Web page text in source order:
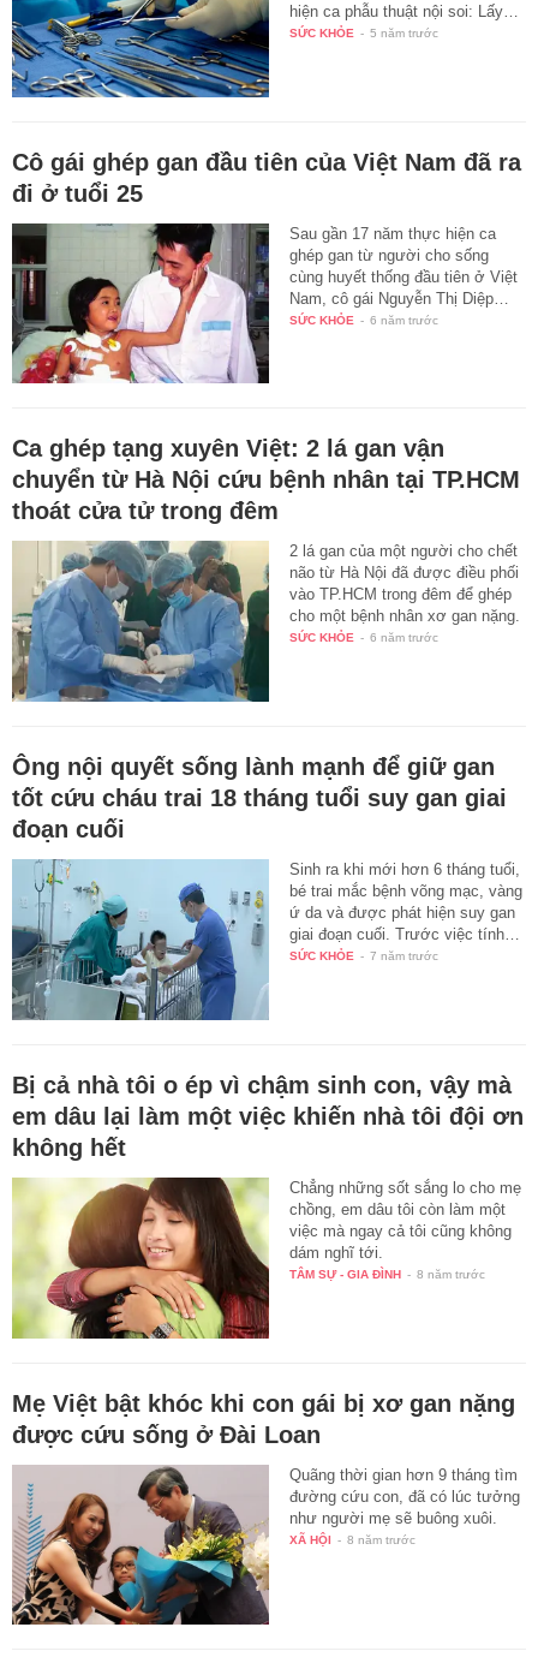
hiện ca phẫu thuật nội soi: Lấy…
SỨC KHỎE - 5 năm trước
Cô gái ghép gan đầu tiên của Việt Nam đã ra
đi ở tuổi 25
Sau gần 17 năm thực hiện ca
ghép gan từ người cho sống
cùng huyết thống đầu tiên ở Việt
Nam, cô gái Nguyễn Thị Diệp…
SỨC KHỎE - 6 năm trước
Ca ghép tạng xuyên Việt: 2 lá gan vận
chuyển từ Hà Nội cứu bệnh nhân tại TP.HCM
thoát cửa tử trong đêm
2 lá gan của một người cho chết
não từ Hà Nội đã được điều phối
vào TP.HCM trong đêm để ghép
cho một bệnh nhân xơ gan nặng.
SỨC KHỎE - 6 năm trước
Ông nội quyết sống lành mạnh để giữ gan
tốt cứu cháu trai 18 tháng tuổi suy gan giai
đoạn cuối
Sinh ra khi mới hơn 6 tháng tuổi,
bé trai mắc bệnh võng mạc, vàng
ứ da và được phát hiện suy gan
giai đoạn cuối. Trước việc tính…
SỨC KHỎE - 7 năm trước
Bị cả nhà tôi o ép vì chậm sinh con, vậy mà
em dâu lại làm một việc khiến nhà tôi đội ơn
không hết
Chẳng những sốt sắng lo cho mẹ
chồng, em dâu tôi còn làm một
việc mà ngay cả tôi cũng không
dám nghĩ tới.
TÂM SỰ - GIA ĐÌNH - 8 năm trước
Mẹ Việt bật khóc khi con gái bị xơ gan nặng
được cứu sống ở Đài Loan
Quãng thời gian hơn 9 tháng tìm
đường cứu con, đã có lúc tưởng
như người mẹ sẽ buông xuôi.
XÃ HỘI - 8 năm trước